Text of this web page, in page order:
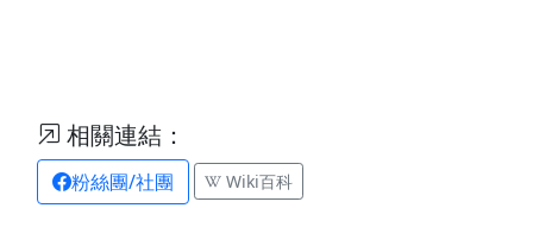
相關連結：
粉絲團/社團 Wiki百科